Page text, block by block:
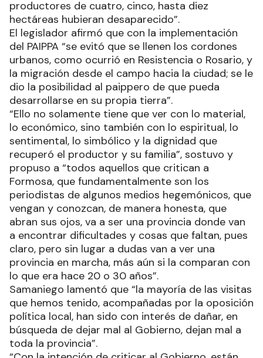
productores de cuatro, cinco, hasta diez
hectáreas hubieran desaparecido”.
El legislador afirmó que con la implementación
del PAIPPA “se evitó que se llenen los cordones
urbanos, como ocurrió en Resistencia o Rosario, y
la migración desde el campo hacia la ciudad; se le
dio la posibilidad al paippero de que pueda
desarrollarse en su propia tierra”.
“Ello no solamente tiene que ver con lo material,
lo económico, sino también con lo espiritual, lo
sentimental, lo simbólico y la dignidad que
recuperó el productor y su familia”, sostuvo y
propuso a “todos aquellos que critican a
Formosa, que fundamentalmente son los
periodistas de algunos medios hegemónicos, que
vengan y conozcan, de manera honesta, que
abran sus ojos, va a ser una provincia donde van
a encontrar dificultades y cosas que faltan, pues
claro, pero sin lugar a dudas van a ver una
provincia en marcha, más aún si la comparan con
lo que era hace 20 o 30 años”.
Samaniego lamentó que “la mayoría de las visitas
que hemos tenido, acompañadas por la oposición
política local, han sido con interés de dañar, en
búsqueda de dejar mal al Gobierno, dejan mal a
toda la provincia”.